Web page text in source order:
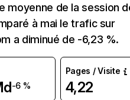
moyenne de la session
à mai le trafic sur
a diminué de -6,23 %.
-6 %
Pages / Visite
4,22